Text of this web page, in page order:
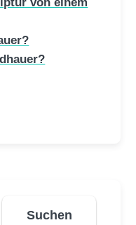
Suchen